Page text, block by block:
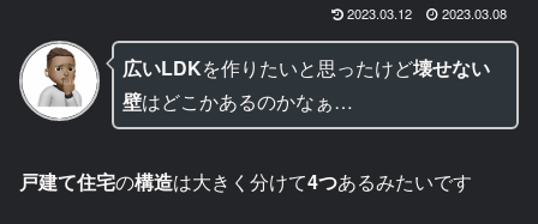
2023.03.12 2023.03.08
広いLDKを作りたいと思ったけど壊せない
壁はどこかあるのかなぁ…
戸建て住宅の構造は大きく分けて4つあるみたいです